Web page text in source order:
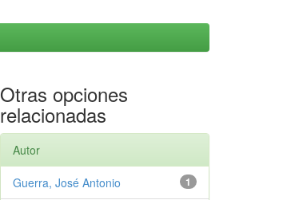
Otras opciones
relacionadas
Autor
1
Guerra, José Antonio